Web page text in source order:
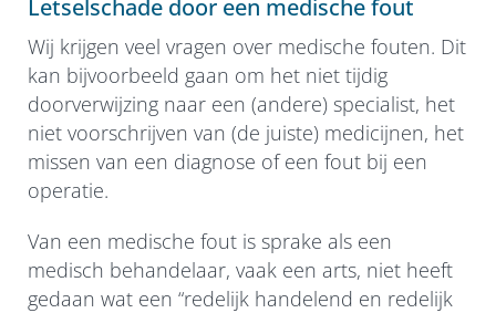
Letselschade door een medische fout
Wij krijgen veel vragen over medische fouten. Dit
kan bijvoorbeeld gaan om het niet tijdig
doorverwijzing naar een (andere) specialist, het
niet voorschrijven van (de juiste) medicijnen, het
missen van een diagnose of een fout bij een
operatie.
Van een medische fout is sprake als een
medisch behandelaar, vaak een arts, niet heeft
gedaan wat een “redelijk handelend en redelijk